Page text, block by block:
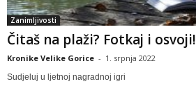
Zanimljivosti
Čitaš na plaži? Fotkaj i osvoji!
Kronike Velike Gorice - 1. srpnja 2022
Sudjeluj u ljetnoj nagradnoj igri